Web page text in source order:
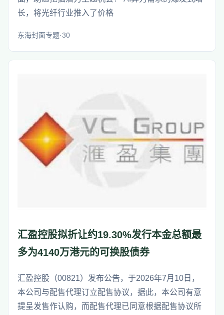
长，将光纤行业推入了价格
东海封面专题·30
汇盈控股拟折让约19.30%发行本金总额最
多为4140万港元的可换股债券
汇盈控股（00821）发布公告，于2026年7月10日，
本公司与配售代理订立配售协议，据此，本公司有意
提呈发售作认购，而配售代理已同意根据配售协议所